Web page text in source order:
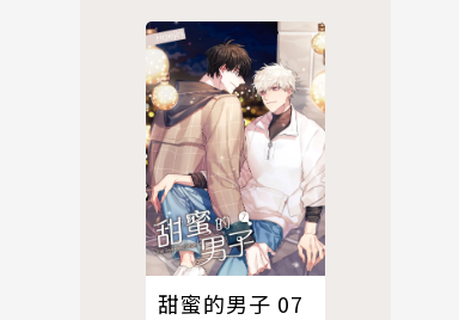
甜蜜的男子 07